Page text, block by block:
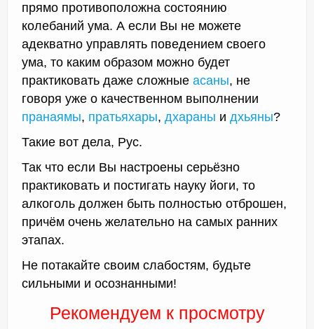
прямо противоположна состоянию
колебаний ума. А если Вы не можете
адекватно управлять поведением своего
ума, то каким образом можно будет
практиковать даже сложные асаны, не
говоря уже о качественном выполнении
пранаямы, пратьяхары, дхараны и дхьяны?
Такие вот дела, Рус.
Так что если Вы настроены серьёзно
практиковать и постигать науку йоги, то
алкоголь должен быть полностью отброшен,
причём очень желательно на самых ранних
этапах.
Не потакайте своим слабостям, будьте
сильными и осознанными!
Рекомендуем к просмотру